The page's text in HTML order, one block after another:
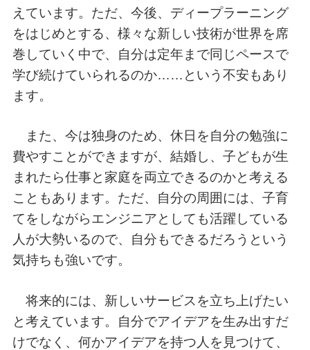
えています。ただ、今後、ディープラーニング
をはじめとする、様々な新しい技術が世界を席
巻していく中で、自分は定年まで同じペースで
学び続けていられるのか……という不安もあり
ます。
また、今は独身のため、休日を自分の勉強に
費やすことができますが、結婚し、子どもが生
まれたら仕事と家庭を両立できるのかと考える
こともあります。ただ、自分の周囲には、子育
てをしながらエンジニアとしても活躍している
人が大勢いるので、自分もできるだろうという
気持ちも強いです。
将来的には、新しいサービスを立ち上げたい
と考えています。自分でアイデアを生み出すだ
けでなく、何かアイデアを持つ人を見つけて、